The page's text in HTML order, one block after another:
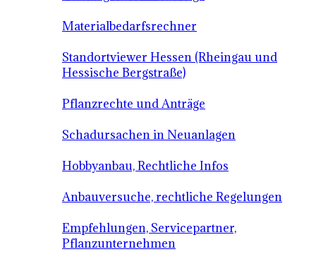
Materialbedarfsrechner
Standortviewer Hessen (Rheingau und
Hessische Bergstraße)
Pflanzrechte und Anträge
Schadursachen in Neuanlagen
Hobbyanbau, Rechtliche Infos
Anbauversuche, rechtliche Regelungen
Empfehlungen, Servicepartner,
Pflanzunternehmen